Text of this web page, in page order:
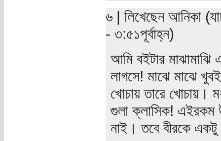
৬ | লিখেছেন আনিকা
- ৩:৫১পূর্বাহ্ন)
আমি বইটার মাঝামাঝি
লাগসে! মাঝে মাঝে
খোচায় তারে খোচায়।
গুলা ক্লাসিক! এইরকম
নাই। তবে বীরকে